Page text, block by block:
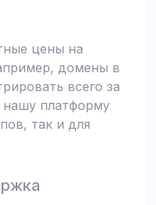
цены на
домены в
всего за
нашу платформу
так и для